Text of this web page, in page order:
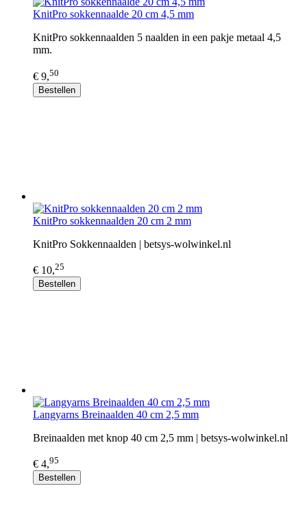
KnitPro sokkennaalde 20 cm 4,5 mm
KnitPro sokkennaalden 5 naalden in een pakje metaal 4,5
mm.
€ 9,50
Bestellen
KnitPro sokkennaalden 20 cm 2 mm
KnitPro Sokkennaalden | betsys-wolwinkel.nl
€ 10,25
Bestellen
Langyarns Breinaalden 40 cm 2,5 mm
Breinaalden met knop 40 cm 2,5 mm | betsys-wolwinkel.nl
€ 4,95
Bestellen